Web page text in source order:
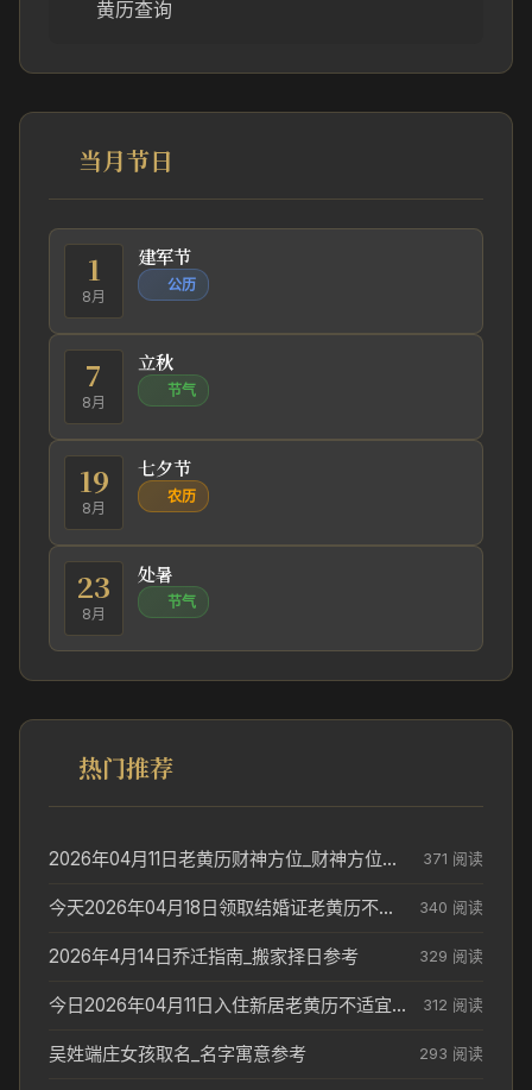
黄历查询
当月节日
1
8月
建军节
公历
7
8月
立秋
节气
19
8月
七夕节
农历
23
8月
处暑
节气
热门推荐
2026年04月11日老黄历财神方位_财神方位与供奉讲究 371 阅读
今天2026年04月18日领取结婚证老黄历不适合吗_领证日期参考 340 阅读
2026年4月14日乔迁指南_搬家择日参考 329 阅读
今日2026年04月11日入住新居老黄历不适宜吗_搬家择日参考 312 阅读
吴姓端庄女孩取名_名字寓意参考 293 阅读